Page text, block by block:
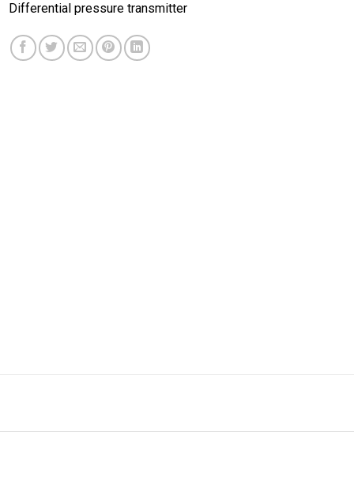
Differential pressure transmitter